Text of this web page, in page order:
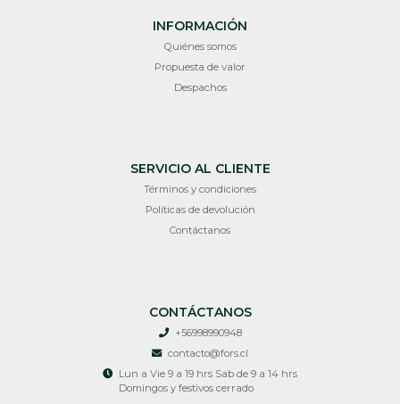
INFORMACIÓN
Quiénes somos
Propuesta de valor
Despachos
SERVICIO AL CLIENTE
Términos y condiciones
Políticas de devolución
Contáctanos
CONTÁCTANOS
+56998990948
contacto@fors.cl
Lun a Vie 9 a 19 hrs Sab de 9 a 14 hrs
Domingos y festivos cerrado